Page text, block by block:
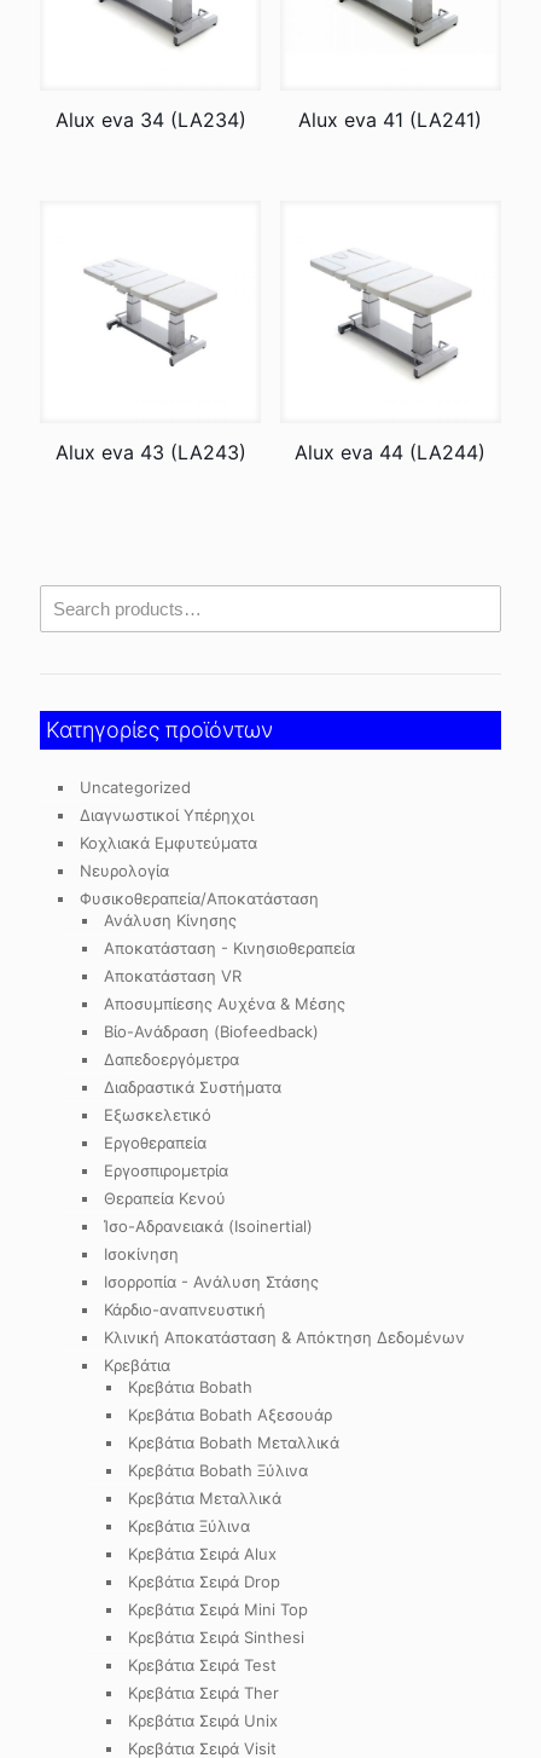
Alux eva 34 (LA234) Alux eva 41 (LA241)
Alux eva 43 (LA243) Alux eva 44 (LA244)
Κατηγορίες προϊόντων
Uncategorized
Διαγνωστικοί Υπέρηχοι
Κοχλιακά Εμφυτεύματα
Νευρολογία
Φυσικοθεραπεία/Αποκατάσταση
Ανάλυση Κίνησης
Αποκατάσταση - Κινησιοθεραπεία
Αποκατάσταση VR
Αποσυμπίεσης Αυχένα & Μέσης
Βίο-Ανάδραση (Biofeedback)
Δαπεδοεργόμετρα
Διαδραστικά Συστήματα
Εξωσκελετικό
Εργοθεραπεία
Εργοσπιρομετρία
Θεραπεία Κενού
Ίσο-Αδρανειακά (Isoinertial)
Ισοκίνηση
Ισορροπία - Ανάλυση Στάσης
Κάρδιο-αναπνευστική
Κλινική Αποκατάσταση & Απόκτηση Δεδομένων
Κρεβάτια
Κρεβάτια Bobath
Κρεβάτια Bobath Αξεσουάρ
Κρεβάτια Bobath Μεταλλικά
Κρεβάτια Bobath Ξύλινα
Κρεβάτια Μεταλλικά
Κρεβάτια Ξύλινα
Κρεβάτια Σειρά Alux
Κρεβάτια Σειρά Drop
Κρεβάτια Σειρά Mini Top
Κρεβάτια Σειρά Sinthesi
Κρεβάτια Σειρά Test
Κρεβάτια Σειρά Ther
Κρεβάτια Σειρά Unix
Κρεβάτια Σειρά Visit